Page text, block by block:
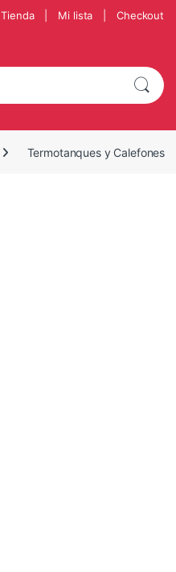
Tienda Mi lista Checkout
Termotanques y Calefones